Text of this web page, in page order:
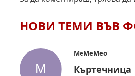
НОВИ ТЕМИ ВЪВ
MeMeMeol
Къртечница